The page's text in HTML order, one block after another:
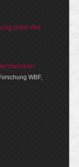
unter der
WBF,